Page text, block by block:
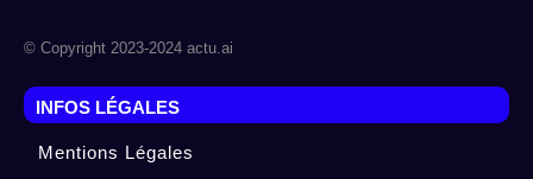
© Copyright 2023-2024 actu.ai
INFOS LÉGALES
Mentions Légales